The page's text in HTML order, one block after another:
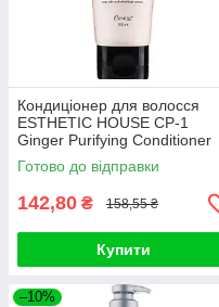
Кондиціонер для волосся
ESTHETIC HOUSE CP-1
Ginger Purifying Conditioner
100ml
Готово до відправки
142,80 ₴ 158,55 ₴
Купити
–10%